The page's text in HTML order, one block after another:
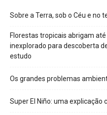
Sobre a Terra, sob o Céu e no
Florestas tropicais abrigam
inexplorado para descoberta
estudo
Os grandes problemas
Super El Niño: uma